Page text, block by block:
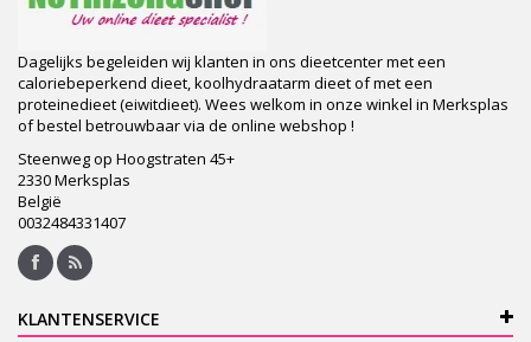
Dagelijks begeleiden wij klanten in ons dieetcenter met een
caloriebeperkend dieet, koolhydraatarm dieet of met een
proteinedieet (eiwitdieet). Wees welkom in onze winkel in Merksplas
of bestel betrouwbaar via de online webshop !
Steenweg op Hoogstraten 45+
2330 Merksplas
België
0032484331407
KLANTENSERVICE